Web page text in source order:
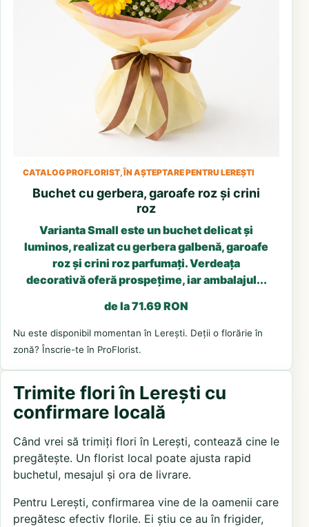
CATALOG PROFLORIST, ÎN AȘTEPTARE PENTRU LEREȘTI
Buchet cu gerbera, garoafe roz și crini
roz
Varianta Small este un buchet delicat și
luminos, realizat cu gerbera galbenă, garoafe
roz și crini roz parfumați. Verdeața
decorativă oferă prospețime, iar ambalajul...
de la 71.69 RON
Nu este disponibil momentan în Lerești. Deții o florărie în
zonă? Înscrie-te în ProFlorist.
Trimite flori în Lerești cu
confirmare locală
Când vrei să trimiți flori în Lerești, contează cine le
pregătește. Un florist local poate ajusta rapid
buchetul, mesajul și ora de livrare.
Pentru Lerești, confirmarea vine de la oamenii care
pregătesc efectiv florile. Ei știu ce au în frigider,